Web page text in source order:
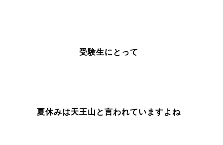
受験生にとって
夏休みは天王山と言われていますよね